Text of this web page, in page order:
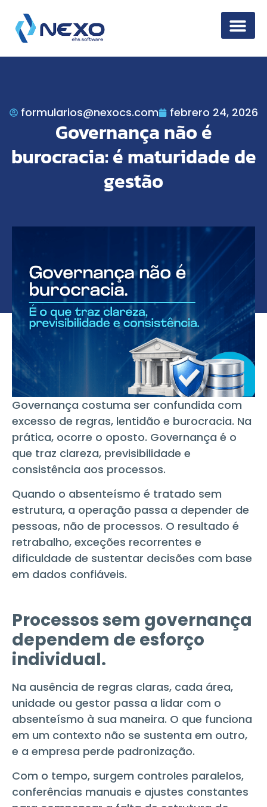
formularios@nexocs.com febrero 24, 2026
Governança não é
burocracia: é maturidade de
gestão
Governança costuma ser confundida com
excesso de regras, lentidão e burocracia. Na
prática, ocorre o oposto. Governança é o
que traz clareza, previsibilidade e
consistência aos processos.
Quando o absenteísmo é tratado sem
estrutura, a operação passa a depender de
pessoas, não de processos. O resultado é
retrabalho, exceções recorrentes e
dificuldade de sustentar decisões com base
em dados confiáveis.
Processos sem governança
dependem de esforço
individual.
Na ausência de regras claras, cada área,
unidade ou gestor passa a lidar com o
absenteísmo à sua maneira. O que funciona
em um contexto não se sustenta em outro,
e a empresa perde padronização.
Com o tempo, surgem controles paralelos,
conferências manuais e ajustes constantes